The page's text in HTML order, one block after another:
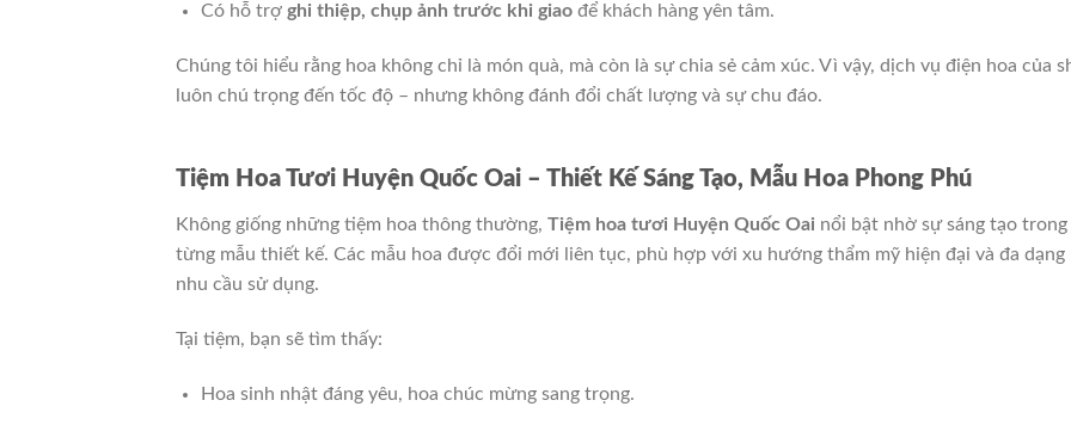
Có hỗ trợ ghi thiệp, chụp ảnh trước khi giaođể khách hàng yên tâm.
Chúng tôi hiểu rằng hoa không chỉ là món quà, mà còn là sự chia sẻ cảm xúc. Vì vậy, dịch vụ điện hoa của
luôn chú trọng đến tốc độ – nhưng không đánh đổi chất lượng và sự chu đáo.
Tiệm Hoa Tươi Huyện Quốc Oai – Thiết Kế Sáng Tạo, Mẫu Hoa Phong Phú
Không giống những tiệm hoa thông thường, Tiệm hoa tươi Huyện Quốc Oai nổi bật nhờ sự sáng tạo trong
từng mẫu thiết kế. Các mẫu hoa được đổi mới liên tục, phù hợp với xu hướng thẩm mỹ hiện đại và đa dạng
nhu cầu sử dụng.
Tại tiệm, bạn sẽ tìm thấy:
Hoa sinh nhật đáng yêu, hoa chúc mừng sang trọng.